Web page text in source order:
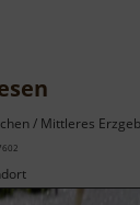
/ Mittleres